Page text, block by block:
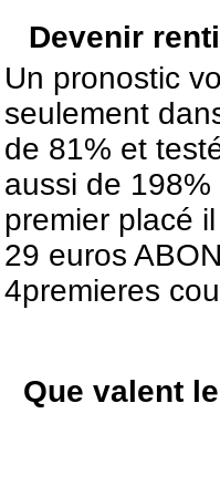
Devenir
Un pronostic
seulement
de 81% et
aussi de
premier placé
29 euros
4premieres
Que valent